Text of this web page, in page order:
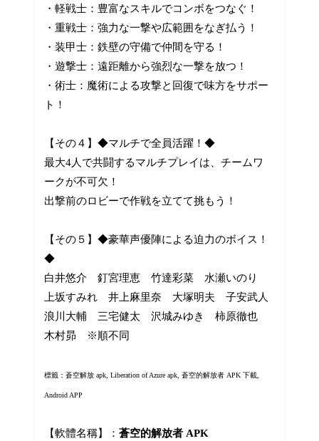
・軽戦士：豊富なスキルでコンボをつなぐ！
・重戦士：強力な一撃や広範囲をなぎ払う！
・装甲士：鉄壁の守備で仲間を守る！
・遊撃士：遠距離から強烈な一撃を放つ！
・術士：魔術による攻撃と回復で味方をサポー
ト！
【その４】◆マルチで全員活躍！◆
最大4人で共闘するマルチプレイは、チームワ
ークが不可欠！
出撃前のロビーで作戦を立てて挑もう！
【その５】◆豪華声優陣による迫力のボイス！
◆
白井悠介 釘宮理恵 竹達彩菜 水瀬いのり
上坂すみれ 井上麻里奈 大塚明夫 子安武人
浪川大輔 三宅健太 沢城みゆき 柿原徹也
木村昴 ※順不同
標籤：蒼空解放 apk, Liberation of Azure apk, 蒼空的解放者 APK 下載,
Android APP
【軟體名稱】： 蒼空的解放者 APK